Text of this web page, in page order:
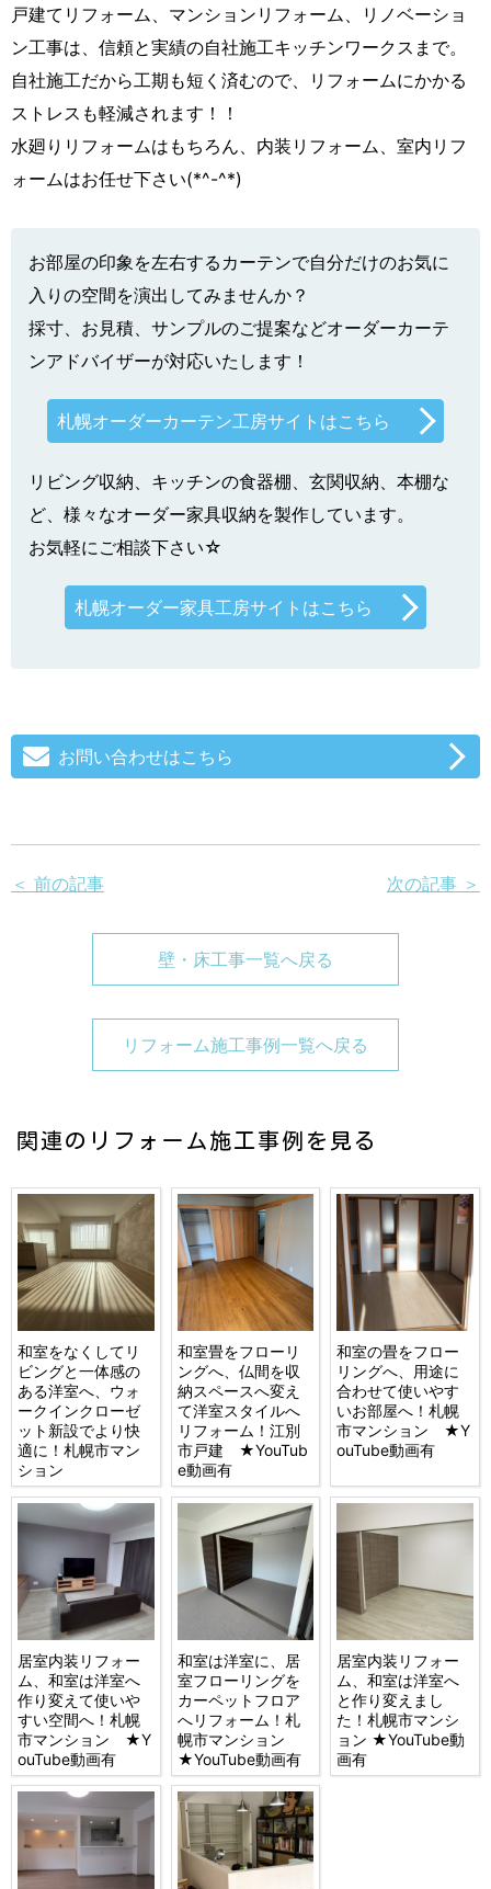
戸建てリフォーム、マンションリフォーム、リノベーショ
ン工事は、信頼と実績の自社施工キッチンワークスまで。
自社施工だから工期も短く済むので、リフォームにかかる
ストレスも軽減されます！！
水廻りリフォームはもちろん、内装リフォーム、室内リフ
ォームはお任せ下さい(*^-^*)
お部屋の印象を左右するカーテンで自分だけのお気に
入りの空間を演出してみませんか？
採寸、お見積、サンプルのご提案などオーダーカーテ
ンアドバイザーが対応いたします！
札幌オーダーカーテン工房サイトはこちら
リビング収納、キッチンの食器棚、玄関収納、本棚な
ど、様々なオーダー家具収納を製作しています。
お気軽にご相談下さい☆
札幌オーダー家具工房サイトはこちら
お問い合わせはこちら
＜ 前の記事 次の記事 ＞
壁・床工事一覧へ戻る
リフォーム施工事例一覧へ戻る
関連のリフォーム施工事例を見る
和室をなくしてリ
ビングと一体感の
ある洋室へ、ウォ
ークインクローゼ
ット新設でより快
適に！札幌市マン
ション
和室畳をフローリ
ングへ、仏間を収
納スペースへ変え
て洋室スタイルへ
リフォーム！江別
市戸建 ★YouTub
e動画有
和室の畳をフロー
リングへ、用途に
合わせて使いやす
いお部屋へ！札幌
市マンション ★Y
ouTube動画有
居室内装リフォー
ム、和室は洋室へ
作り変えて使いや
すい空間へ！札幌
市マンション ★Y
ouTube動画有
和室は洋室に、居
室フローリングを
カーペットフロア
へリフォーム！札
幌市マンション
★YouTube動画有
居室内装リフォー
ム、和室は洋室へ
と作り変えまし
た！札幌市マンシ
ョン ★YouTube動
画有